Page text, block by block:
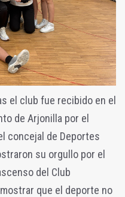
el club fue recibido en el
de Arjonilla por el
concejal de Deportes
su orgullo por el
del Club
que el deporte no